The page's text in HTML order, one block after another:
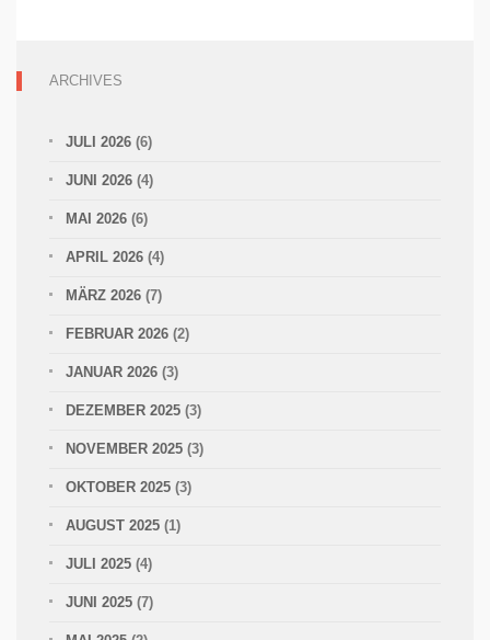
ARCHIVES
JULI 2026 (6)
JUNI 2026 (4)
MAI 2026 (6)
APRIL 2026 (4)
MÄRZ 2026 (7)
FEBRUAR 2026 (2)
JANUAR 2026 (3)
DEZEMBER 2025 (3)
NOVEMBER 2025 (3)
OKTOBER 2025 (3)
AUGUST 2025 (1)
JULI 2025 (4)
JUNI 2025 (7)